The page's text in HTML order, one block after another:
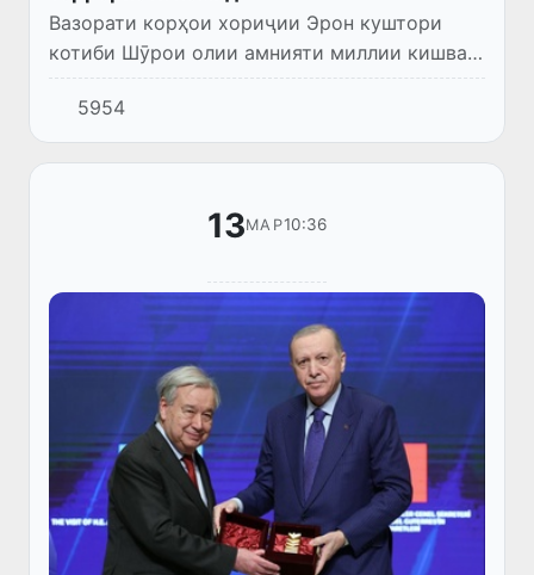
Вазорати корҳои хориҷии Эрон куштори
котиби Шӯрои олии амнияти миллии кишвар
Алӣ Лориҷониро амали террористӣ арзёбӣ
кард.5954
13МАР10:36